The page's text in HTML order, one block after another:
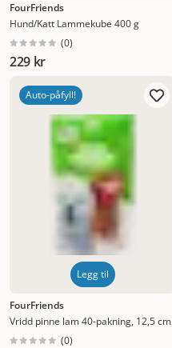
FourFriends
Hund/Katt Lammekube 400 g
(0)
229 kr
Auto-påfyll!
Legg til
FourFriends
Vridd pinne lam 40-pakning, 12,5 cm
(0)